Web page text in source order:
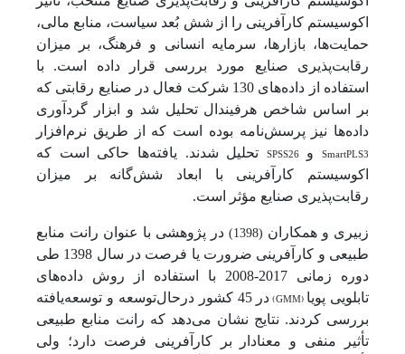
اکوسیستم کارآفرینی را از شش بُعد سیاست، منابع مالی،
حمایت‌ها، بازارها، سرمایه انسانی و فرهنگ، بر میزان
رقابت‌پذیری صنایع مورد بررسی قرار داده است. با
استفاده از داده‌های 130 شرکت فعال در صنایع رقابتی که
بر اساس شاخص هرفیندال تحلیل شد و ابزار گردآوری
داده‌ها نیز پرسش‌نامه بوده است که از طریق نرم‌افزار
SmartPLS3 وSPSS26 تحلیل شدند. یافته‌ها حاکی است که
اکوسیستم کارآفرینی با ابعاد شش‌گانه بر میزان
رقابت‌پذیری صنایع مؤثر است.
زبیری و همکاران (1398)
در پژوهشی با عنوان رانت منابع
طبیعی و کارآفرینی ضرورت یا فرصت در سال 1398 طی
دوره زمانی 2017-2008 با استفاده از روش داده‌های
تابلویی پویا (GMM)
در 45 کشور درحال‌توسعه و توسعه‌یافته
بررسی کردند. نتایج نشان می‌دهد که رانت منابع طبیعی
تأثیر منفی و معنادار بر کارآفرینی فرصت دارد؛ ولی